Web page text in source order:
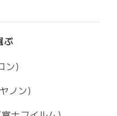
ぶ
）
ノン）